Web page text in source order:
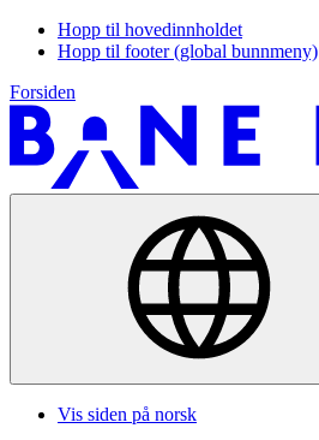
Hopp til hovedinnholdet
Hopp til footer (global bunnmeny)
Forsiden
Vis siden på norsk